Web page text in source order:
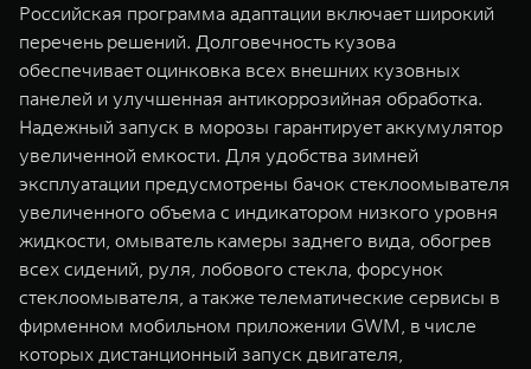
Российская программа адаптации включает широкий
перечень решений. Долговечность кузова
обеспечивает оцинковка всех внешних кузовных
панелей и улучшенная антикоррозийная обработка.
Надежный запуск в морозы гарантирует аккумулятор
увеличенной емкости. Для удобства зимней
эксплуатации предусмотрены бачок стеклоомывателя
увеличенного объема с индикатором низкого уровня
жидкости, омыватель камеры заднего вида, обогрев
всех сидений, руля, лобового стекла, форсунок
стеклоомывателя, а также телематические сервисы в
фирменном мобильном приложении GWM, в числе
которых дистанционный запуск двигателя,